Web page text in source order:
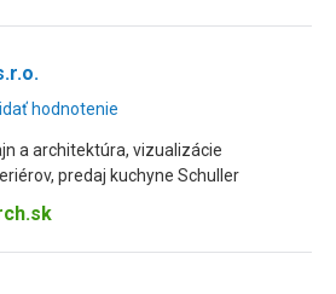
hodnotenie
a architektúra, vizualizácie
predaj kuchyne Schuller